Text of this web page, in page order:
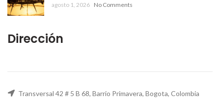
agosto 1, 2026 No Comments
Dirección
Transversal 42 # 5 B 68, Barrio Primavera, Bogota, Colombia